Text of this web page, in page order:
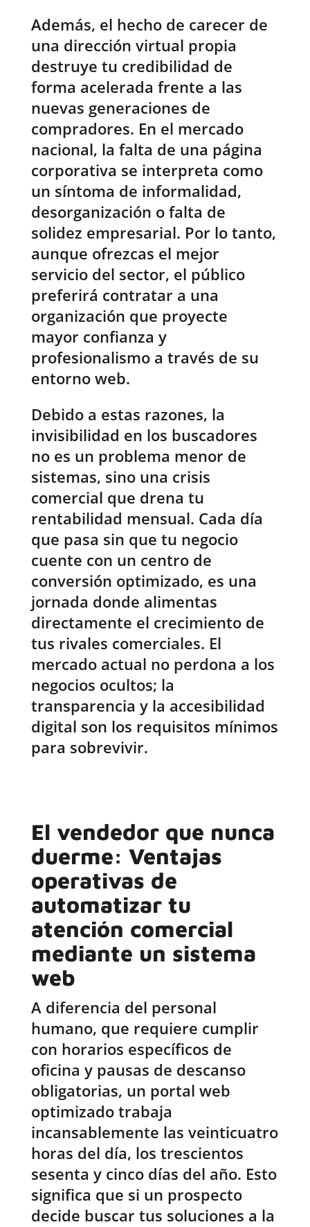
Además, el hecho de carecer de
una dirección virtual propia
destruye tu credibilidad de
forma acelerada frente a las
nuevas generaciones de
compradores. En el mercado
nacional, la falta de una página
corporativa se interpreta como
un síntoma de informalidad,
desorganización o falta de
solidez empresarial. Por lo tanto,
aunque ofrezcas el mejor
servicio del sector, el público
preferirá contratar a una
organización que proyecte
mayor confianza y
profesionalismo a través de su
entorno web.
Debido a estas razones, la
invisibilidad en los buscadores
no es un problema menor de
sistemas, sino una crisis
comercial que drena tu
rentabilidad mensual. Cada día
que pasa sin que tu negocio
cuente con un centro de
conversión optimizado, es una
jornada donde alimentas
directamente el crecimiento de
tus rivales comerciales. El
mercado actual no perdona a los
negocios ocultos; la
transparencia y la accesibilidad
digital son los requisitos mínimos
para sobrevivir.
El vendedor que nunca
duerme: Ventajas
operativas de
automatizar tu
atención comercial
mediante un sistema
web
A diferencia del personal
humano, que requiere cumplir
con horarios específicos de
oficina y pausas de descanso
obligatorias, un portal web
optimizado trabaja
incansablemente las veinticuatro
horas del día, los trescientos
sesenta y cinco días del año. Esto
significa que si un prospecto
decide buscar tus soluciones a la